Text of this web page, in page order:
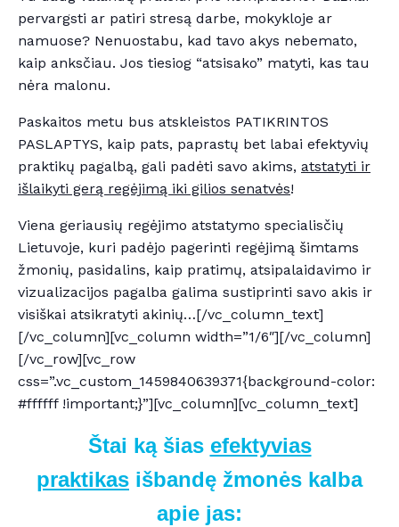
pervargsti ar patiri stresą darbe, mokykloje ar
namuose? Nenuostabu, kad tavo akys nebemato,
kaip anksčiau. Jos tiesiog “atsisako” matyti, kas tau
nėra malonu.
Paskaitos metu bus atskleistos PATIKRINTOS
PASLAPTYS, kaip pats, paprastų bet labai efektyvių
praktikų pagalbą, gali padėti savo akims, atstatyti ir
išlaikyti gerą regėjimą iki gilios senatvės!
Viena geriausių regėjimo atstatymo specialisčių
Lietuvoje, kuri padėjo pagerinti regėjimą šimtams
žmonių, pasidalins, kaip pratimų, atsipalaidavimo ir
vizualizacijos pagalba galima sustiprinti savo akis ir
visiškai atsikratyti akinių…[/vc_column_text]
[/vc_column][vc_column width=”1/6″][/vc_column]
[/vc_row][vc_row
css=”.vc_custom_1459840639371{background-color:
#ffffff !important;}”][vc_column][vc_column_text]
Štai ką šias efektyvias
praktikas išbandę žmonės kalba
apie jas: